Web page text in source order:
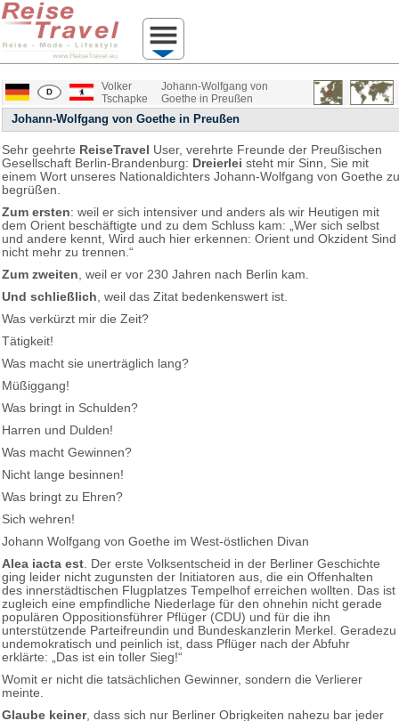
Volker
Tschapke
Johann-Wolfgang von
Goethe in Preußen
Johann-Wolfgang von Goethe in Preußen
Sehr geehrte ReiseTravel User, verehrte Freunde der Preußischen
Gesellschaft Berlin-Brandenburg: Dreierlei steht mir Sinn, Sie mit
einem Wort unseres Nationaldichters Johann-Wolfgang von Goethe zu
begrüßen.
Zum ersten: weil er sich intensiver und anders als wir Heutigen mit
dem Orient beschäftigte und zu dem Schluss kam:
„Wer sich selbst
und andere kennt, Wird auch hier erkennen: Orient und Okzident Sind
nicht mehr zu trennen.“
Zum zweiten , weil er vor 230 Jahren nach Berlin kam.
Und schließlich , weil das Zitat bedenkenswert ist.
Was verkürzt mir die Zeit?
Tätigkeit!
Was macht sie unerträglich lang?
Müßiggang!
Was bringt in Schulden?
Harren und Dulden!
Was macht Gewinnen?
Nicht lange besinnen!
Was bringt zu Ehren?
Sich wehren!
Johann Wolfgang von Goethe im West-östlichen Divan
Alea iacta est . Der erste Volksentscheid in der Berliner Geschichte
ging leider nicht zugunsten der Initiatoren aus, die ein Offenhalten
des innerstädtischen Flugplatzes Tempelhof erreichen wollten. Das ist
zugleich eine empfindliche Niederlage für den ohnehin nicht gerade
populären Oppositionsführer Pflüger (CDU) und für die ihn
unterstützende Parteifreundin und Bundeskanzlerin Merkel. Geradezu
undemokratisch und peinlich ist, dass Pflüger nach der Abfuhr
erklärte: „Das ist ein toller Sieg!“
Womit er nicht die tatsächlichen Gewinner, sondern die Verlierer
meinte.
Glaube keiner, dass sich nur Berliner Obrigkeiten nahezu bar jeder